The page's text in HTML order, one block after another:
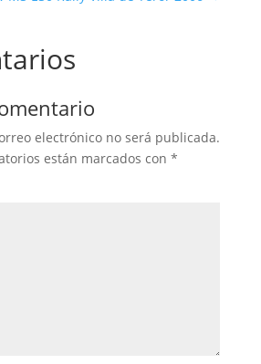
electrónico no será publicada.
están marcados con *